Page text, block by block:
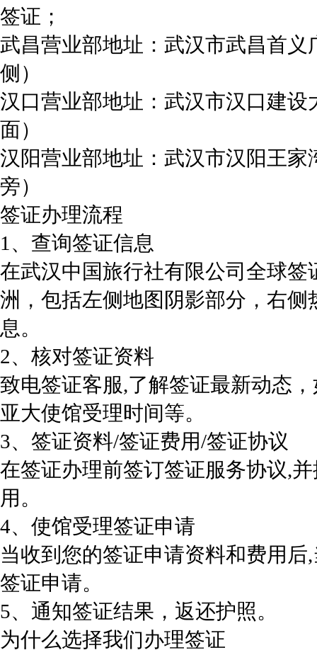
签证；
武昌营业部地址：武汉市武昌首
侧）
汉口营业部地址：武汉市汉口建
面）
汉阳营业部地址：武汉市汉阳王
旁）
签证办理流程
1、查询签证信息
在武汉中国旅行社有限公司全球
洲，包括左侧地图阴影部分，右
息。
2、核对签证资料
致电签证客服,了解签证最新动态
亚大使馆受理时间等。
3、签证资料/签证费用/签证协议
在签证办理前签订签证服务协议,
用。
4、使馆受理签证申请
当收到您的签证申请资料和费用
签证申请。
5、通知签证结果，返还护照。
为什么选择我们办理签证